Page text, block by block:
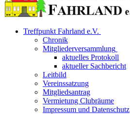
Treffpunkt Fahrland e.V.
Chronik
Mitgliederversammlung
aktuelles Protokoll
aktueller Sachbericht
Leitbild
Vereinssatzung
Mitgliedsantrag
Vermietung Clubräume
Impressum und Datenschutz